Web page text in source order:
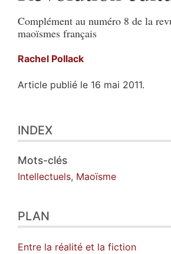
Complément au numéro 8 de la
maoïsmes français
Rachel Pollack
Article publié le 16 mai 2011.
Plan
Texte
Notes
Citer cet article
INDEX
Mots-clés
Intellectuels, Maoïsme
PLAN
Entre la réalité et la fiction